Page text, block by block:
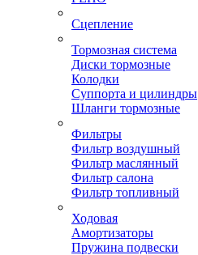
Сцепление
Тормозная система
Диски тормозные
Колодки
Суппорта и цилиндры
Шланги тормозные
Фильтры
Фильтр воздушный
Фильтр маслянный
Фильтр салона
Фильтр топливный
Ходовая
Амортизаторы
Пружина подвески